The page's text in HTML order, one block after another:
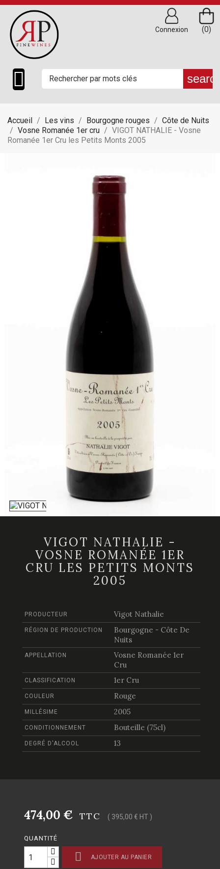

(0)
Connexion
Accueil Les vins Bourgogne rouges
Côte de Nuits
Vosne Romanée 1er cru
VIGOT NATHALIE - Vosne
Romanée 1er Cru les Petits Monts 2005
VIGOT NATHALIE -
VOSNE ROMANÉE 1ER
CRU LES PETITS MONTS
2005
PRODUCTEUR Vigot Nathalie
RÉGION DE PRODUCTION
Bourgogne - Côte De
Nuits
APPELLATION
Vosne Romanée 1er
Cru
CLASSIFICATION 1er Cru
COULEUR Rouge
MILLÉSIME 2005
CONDITIONNEMENT Bouteille (75cl)
DEGRÉ D'ALCOOL 13
474,00 € TTC ( 395,00 € HT )
QUANTITÉ
 AJOUTER AU PANIER